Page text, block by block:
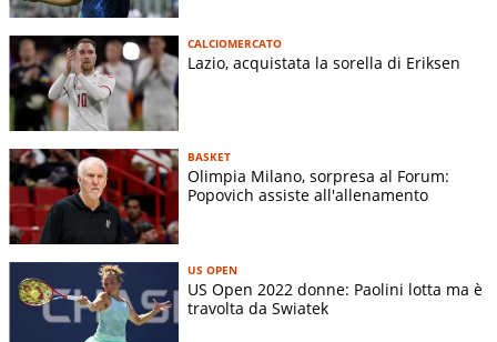
CALCIOMERCATO
Lazio, acquistata la sorella di Eriksen
BASKET
Olimpia Milano, sorpresa al Forum:
Popovich assiste all'allenamento
US OPEN
US Open 2022 donne: Paolini lotta ma è
travolta da Swiatek